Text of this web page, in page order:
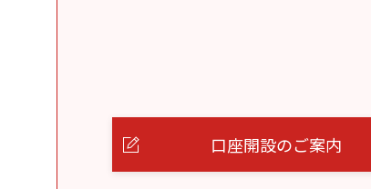
口座開設のご案内